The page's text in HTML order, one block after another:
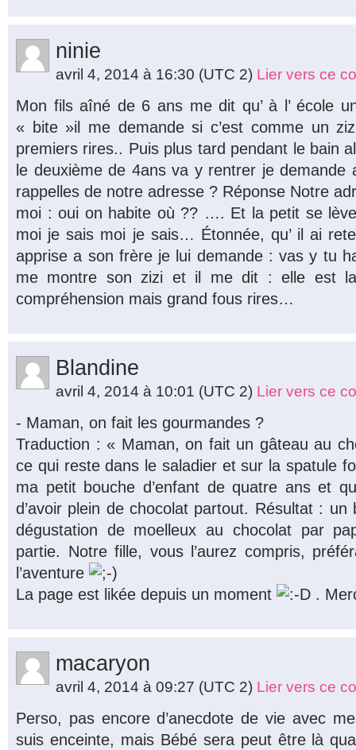
ninie
avril 4, 2014 à 16:30 (UTC 2) Lier vers ce
Mon fils aîné de 6 ans me dit qu’ à l’ école
« bite »il me demande si c’est comme un
premiers rires.. Puis plus tard pendant le bain
le deuxième de 4ans va y rentrer je
rappelles de notre adresse ? Réponse Notre
moi : oui on habite où ?? …. Et la petit se
moi je sais moi je sais… Étonnée, qu’ il ai
apprise a son frère je lui demande : vas y tu
me montre son zizi et il me dit : elle est
compréhension mais grand fous rires…
Blandine
avril 4, 2014 à 10:01 (UTC 2) Lier vers ce
- Maman, on fait les gourmandes ?
Traduction : « Maman, on fait un gâteau au
ce qui reste dans le saladier et sur la spatule
ma petit bouche d’enfant de quatre ans et
d’avoir plein de chocolat partout. Résultat : un
dégustation de moelleux au chocolat par
partie. Notre fille, vous l’aurez compris,
l’aventure
La page est likée depuis un moment
.
macaryon
avril 4, 2014 à 09:27 (UTC 2) Lier vers ce
Perso, pas encore d’anecdote de vie avec
suis enceinte, mais Bébé sera peut être là